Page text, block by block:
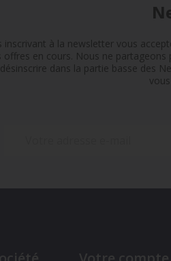
inscrivant à la newsletter vous
offres en cours. Nous ne
dans la partie basse des